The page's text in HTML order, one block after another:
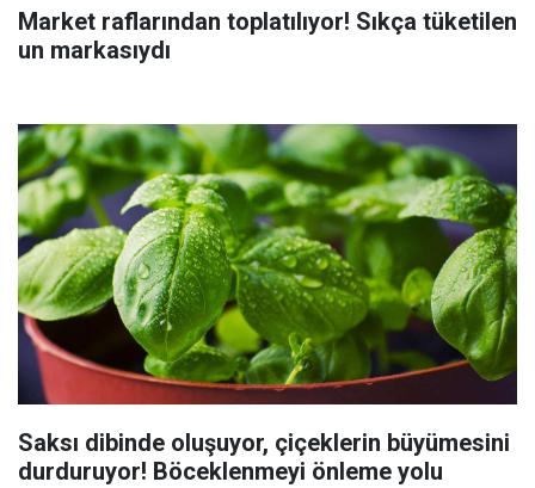
Market raflarından toplatılıyor! Sıkça tüketilen
un markasıydı
Saksı dibinde oluşuyor, çiçeklerin büyümesini
durduruyor! Böceklenmeyi önleme yolu